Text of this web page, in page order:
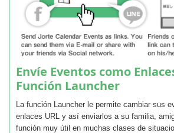
Envíe Eventos como
Función Launcher
La función Launcher le permite cambiar sus
enlaces URL y así enviarlos a su familia,
función muy útil en muchas clases de